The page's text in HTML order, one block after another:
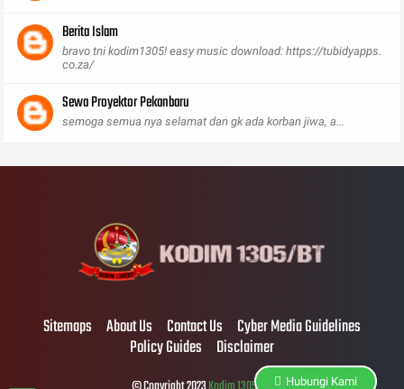
Berita Islam
bravo tni kodim1305! easy music download: https://tubidyapps.
co.za/
Sewa Proyektor Pekanbaru
semoga semua nya selamat dan gk ada korban jiwa, a...
Sitemaps About Us Contact Us Cyber Media Guidelines
Policy Guides Disclaimer
Hubungi Kami